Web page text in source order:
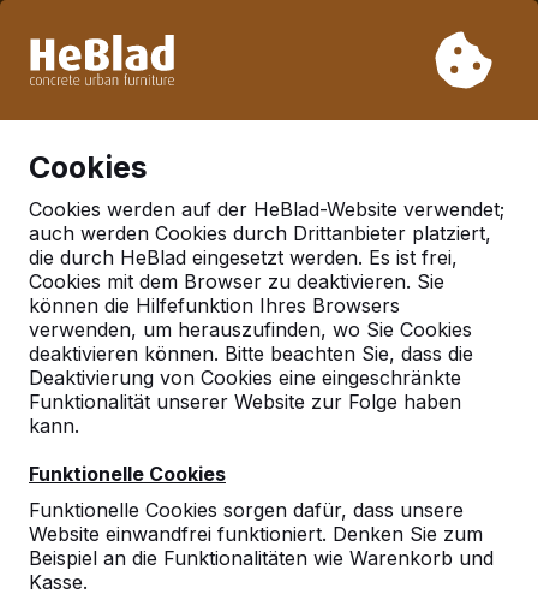
Woche 33 nicht. Bitte berücksichtigen Sie daher längere
Cookies
Cookies werden auf der HeBlad-Website verwendet;
auch werden Cookies durch Drittanbieter platziert,
die durch HeBlad eingesetzt werden. Es ist frei,
Cookies mit dem Browser zu deaktivieren. Sie
können die Hilfefunktion Ihres Browsers
verwenden, um herauszufinden, wo Sie Cookies
deaktivieren können. Bitte beachten Sie, dass die
Deaktivierung von Cookies eine eingeschränkte
Funktionalität unserer Website zur Folge haben
kann.
Funktionelle Cookies
Funktionelle Cookies sorgen dafür, dass unsere
Website einwandfrei funktioniert. Denken Sie zum
Beispiel an die Funktionalitäten wie Warenkorb und
Kasse.
Deutschland
Referenties in:Hennef
10